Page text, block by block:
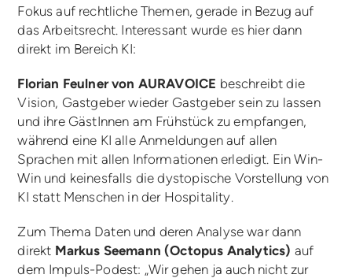
Fokus auf rechtliche Themen, gerade in Bezug auf
das Arbeitsrecht. Interessant wurde es hier dann
direkt im Bereich KI:
Florian Feulner von AURAVOICE beschreibt die
Vision, Gastgeber wieder Gastgeber sein zu lassen
und ihre GästInnen am Frühstück zu empfangen,
während eine KI alle Anmeldungen auf allen
Sprachen mit allen Informationen erledigt. Ein Win-
Win und keinesfalls die dystopische Vorstellung von
KI statt Menschen in der Hospitality.
Zum Thema Daten und deren Analyse war dann
direkt Markus Seemann (Octopus Analytics) auf
dem Impuls-Podest: „Wir gehen ja auch nicht zur